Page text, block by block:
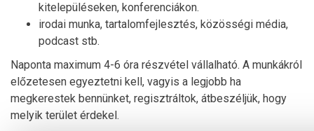
kitelepüléseken, konferenciákon.
irodai munka, tartalomfejlesztés, közösségi média,
podcast stb.
Naponta maximum 4-6 óra részvétel vállalható. A munkákról
előzetesen egyeztetni kell, vagyis a legjobb ha
megkerestek bennünket, regisztráltok, átbeszéljük, hogy
melyik terület érdekel.